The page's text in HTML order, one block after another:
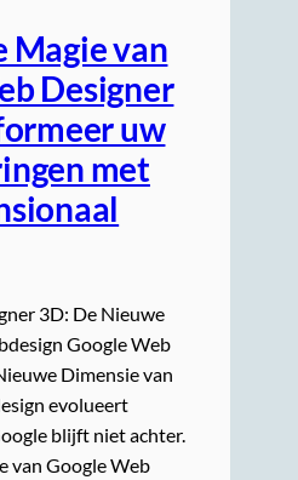
Magie van
Designer
uw
met
3D: De Nieuwe
Google Web
Dimensie van
evolueert
blijft niet achter.
van Google Web